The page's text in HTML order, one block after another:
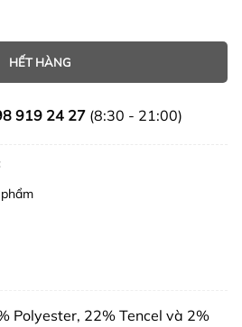
HẾT HÀNG
919 24 27(8:30 - 21:00)
Polyester, 22% Tencel và 2%